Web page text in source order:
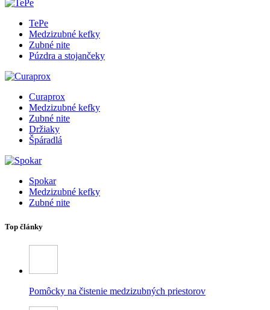
TePe
Medzizubné kefky
Zubné nite
Púzdra a stojančeky
Curaprox
Medzizubné kefky
Zubné nite
Držiaky
Špáradlá
Spokar
Medzizubné kefky
Zubné nite
Top články
Pomôcky na čistenie medzizubných priestorov